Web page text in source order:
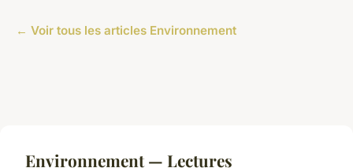
← Voir tous les articles Environnement
Environnement — Lectures